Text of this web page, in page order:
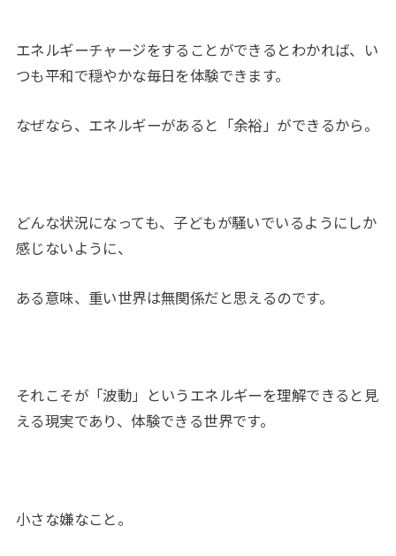
エネルギーチャージをすることができるとわかれば、い
つも平和で穏やかな毎日を体験できます。
なぜなら、エネルギーがあると「余裕」ができるから。
どんな状況になっても、子どもが騒いでいるようにしか
感じないように、
ある意味、重い世界は無関係だと思えるのです。
それこそが「波動」というエネルギーを理解できると見
える現実であり、体験できる世界です。
小さな嫌なこと。